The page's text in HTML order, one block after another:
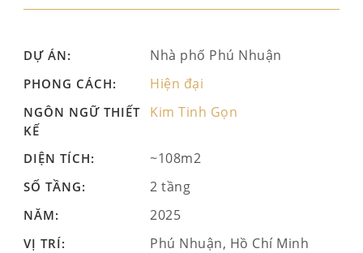
DỰ ÁN: Nhà phố Phú Nhuận
PHONG CÁCH: Hiện đại
NGÔN NGỮ THIẾT
KẾ
Kim Tinh Gọn
DIỆN TÍCH: ~108m2
SỐ TẦNG: 2 tầng
NĂM: 2025
VỊ TRÍ: Phú Nhuận, Hồ Chí Minh